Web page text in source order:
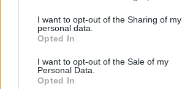
I want to opt-out of the Sharing of my
personal data.
Opted In
I want to opt-out of the Sale of my
Personal Data.
Opted In